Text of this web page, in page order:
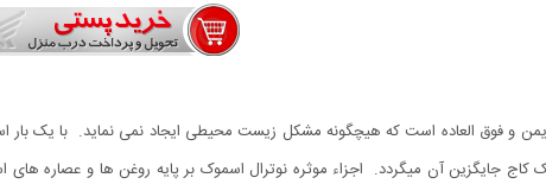
و فوق العاده است که هیچگونه مشکل زیست محیطی ایجاد نمی نماید. با یک بار
کاج جایگزین آن میگردد. اجزاء موثره نوترال اسموک بر پایه روغن ها و عصاره